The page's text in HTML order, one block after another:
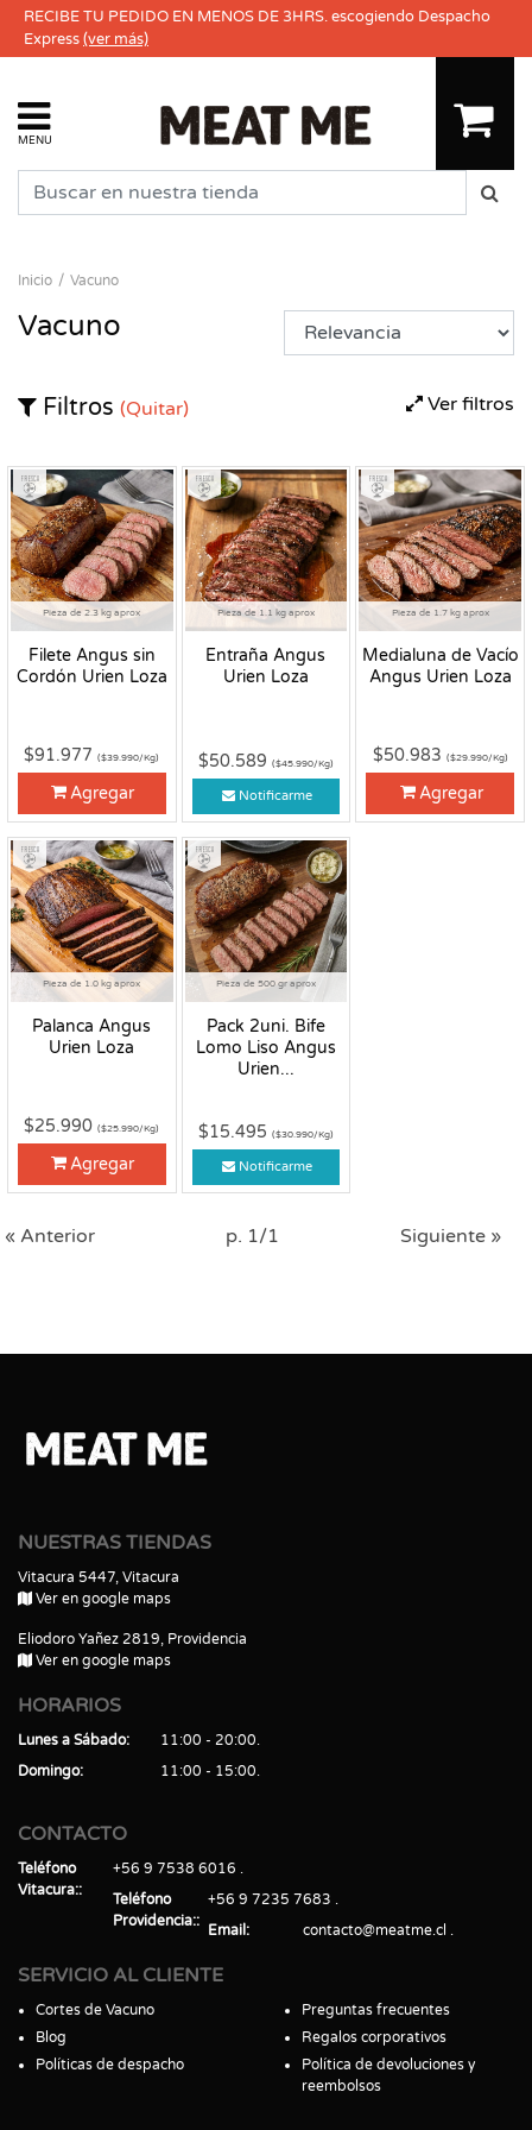
RECIBE TU PEDIDO EN MENOS DE 3HRS. escogiendo Despacho
Express(ver más)
MENU
Inicio Vacuno
Vacuno
Ver filtros
Filtros (Quitar)
Pieza de 2.3 kg aprox
Filete Angus sin
Cordón Urien Loza
Fresco
$91.977($39.990/Kg)
Agregar
Pieza de 1.1 kg aprox
Entraña Angus
Urien Loza
Fresco
$50.589 ($45.990/Kg)
Notificarme
Pieza de 1.7 kg aprox
Medialuna de Vacío
Angus Urien Loza
Fresco
$50.983 ($29.990/Kg)
Agregar
Pieza de 1.0 kg aprox
Palanca Angus
Urien Loza
Fresco
$25.990($25.990/Kg)
Agregar
Pieza de 500 gr aprox
Pack 2uni. Bife
Lomo Liso Angus
Urien...
Fresco
$15.495 ($30.990/Kg)
Notificarme
« Anterior p. 1/1 Siguiente »
NUESTRAS TIENDAS
Vitacura 5447, Vitacura
Ver en google maps
Eliodoro Yañez 2819, Providencia
Ver en google maps
HORARIOS
Lunes a Sábado
11:00 - 20:00
Domingo
11:00 - 15:00
CONTACTO
Teléfono
Vitacura:
+56 9 7538 6016
Teléfono
Providencia:
+56 9 7235 7683
Email
contacto@meatme.cl
SERVICIO AL CLIENTE
Cortes de Vacuno
Blog
Políticas de despacho
Preguntas frecuentes
Regalos corporativos
Política de devoluciones y
reembolsos